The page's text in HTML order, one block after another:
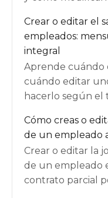
Crear o editar el
empleados:
integral
Aprende cuándo
cuándo editar
hacerlo según el
Cómo creas o
de un empleado
Crear o editar la
de un empleado
contrato parcial